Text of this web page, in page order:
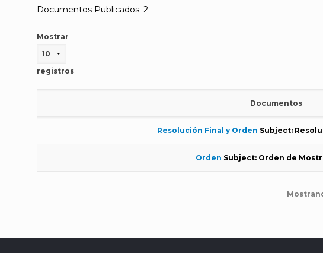
Documentos Publicados: 2
Mostrar
registros
Documentos
Resolución Final y Orden Subject:
Orden Subject: Orden de